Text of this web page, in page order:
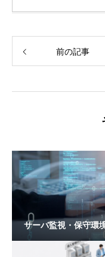
前の記事
サーバ監視・保守環